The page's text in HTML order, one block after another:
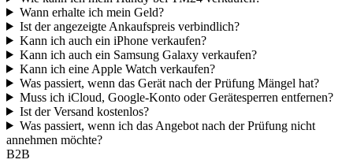
Wann erhalte ich mein Geld?
Ist der angezeigte Ankaufspreis verbindlich?
Kann ich auch ein iPhone verkaufen?
Kann ich auch ein Samsung Galaxy verkaufen?
Kann ich eine Apple Watch verkaufen?
Was passiert, wenn das Gerät nach der Prüfung Mängel hat?
Muss ich iCloud, Google-Konto oder Gerätesperren entfernen?
Ist der Versand kostenlos?
Was passiert, wenn ich das Angebot nach der Prüfung nicht
annehmen möchte?
B2B